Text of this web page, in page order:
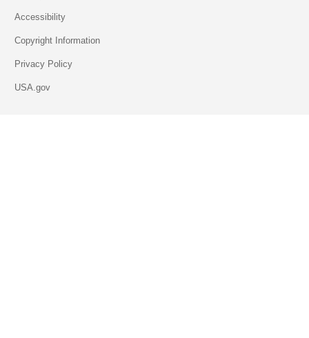
Accessibility
Copyright Information
Privacy Policy
USA.gov